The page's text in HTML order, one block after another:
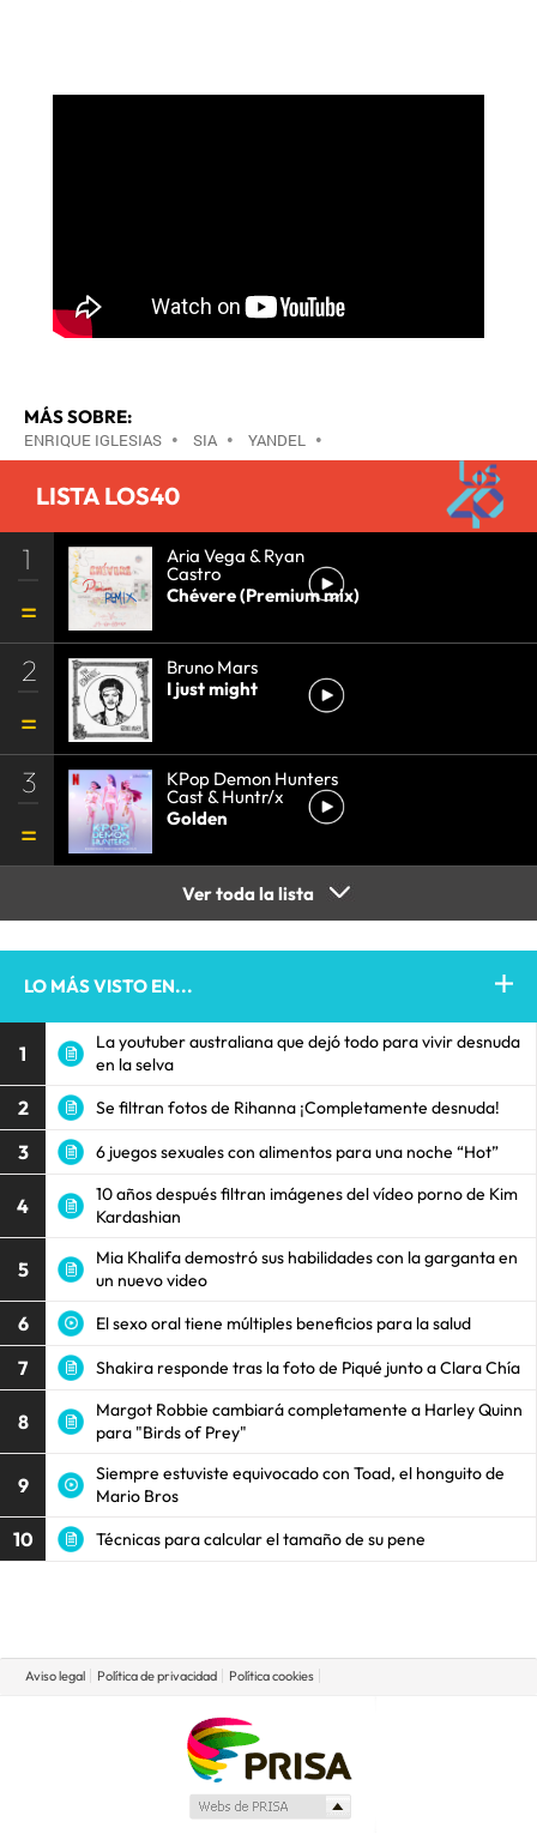
MÁS SOBRE:
ENRIQUE IGLESIAS • SIA • YANDEL •
LISTA LOS40
1 Aria Vega & Ryan
Castro
Chévere (Premium mix)
2
Bruno Mars
I just might
3 KPop Demon Hunters
Cast & Huntr/x
Golden
Ver toda la lista
LO MÁS VISTO EN...
1
La youtuber australiana que dejó todo para vivir desnuda
en la selva
2 Se filtran fotos de Rihanna ¡Completamente desnuda!
3 6 juegos sexuales con alimentos para una noche “Hot”
4
10 años después filtran imágenes del vídeo porno de Kim
Kardashian
5
Mia Khalifa demostró sus habilidades con la garganta en
un nuevo video
6 El sexo oral tiene múltiples beneficios para la salud
7 Shakira responde tras la foto de Piqué junto a Clara Chía
8
Margot Robbie cambiará completamente a Harley Quinn
para "Birds of Prey"
9
Siempre estuviste equivocado con Toad, el honguito de
Mario Bros
10 Técnicas para calcular el tamaño de su pene
Aviso legal Política de privacidad Política cookies